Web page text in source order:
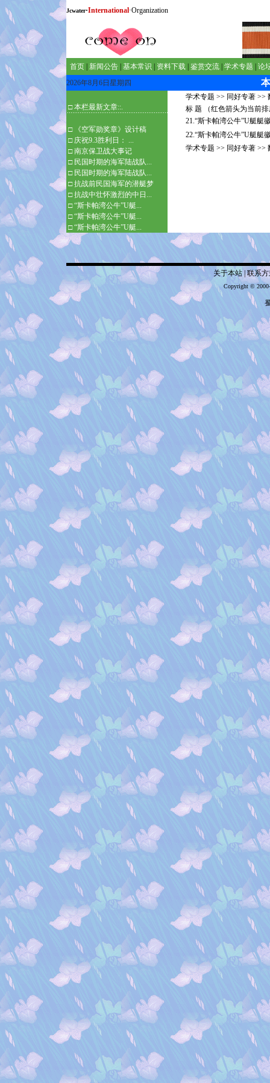
Jcwater·International·Organization
首页 新闻公告 基本常识 资料下载 鉴赏交流 学术专题
论
2026年8月6日星期四
□ 本栏最新文章::.
□
《空军勋奖章》设计稿
□ 庆祝9.3胜利日： ...
□南京保卫战大事记
□ 民国时期的海军陆战队...
□ 民国时期的海军陆战队...
□抗战前民国海军的潜艇梦
□抗战中壮怀激烈的中日...
□“斯卡帕湾公牛”U艇...
□“斯卡帕湾公牛”U艇...
□“斯卡帕湾公牛”U艇...
学术专题 >> 同好专著 >>
标 题 （红色箭头为当前
21.“斯卡帕湾公牛”U艇艇
22.“斯卡帕湾公牛”U艇艇
学术专题 >> 同好专著 >>
关于本站 |联系
Copyright ©